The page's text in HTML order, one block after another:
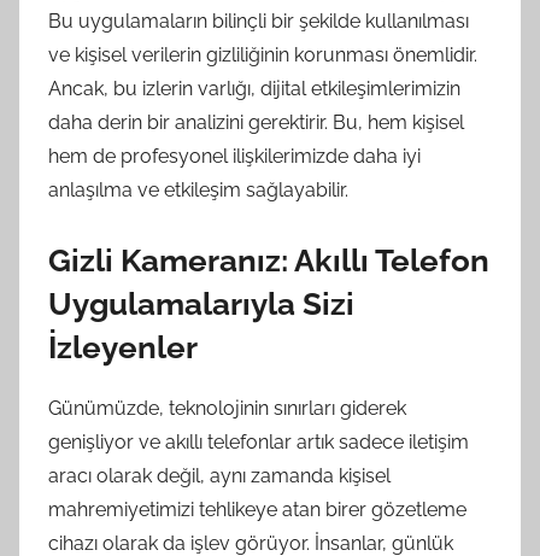
Bu uygulamaların bilinçli bir şekilde kullanılması
ve kişisel verilerin gizliliğinin korunması önemlidir.
Ancak, bu izlerin varlığı, dijital etkileşimlerimizin
daha derin bir analizini gerektirir. Bu, hem kişisel
hem de profesyonel ilişkilerimizde daha iyi
anlaşılma ve etkileşim sağlayabilir.
Gizli Kameranız: Akıllı Telefon
Uygulamalarıyla Sizi
İzleyenler
Günümüzde, teknolojinin sınırları giderek
genişliyor ve akıllı telefonlar artık sadece iletişim
aracı olarak değil, aynı zamanda kişisel
mahremiyetimizi tehlikeye atan birer gözetleme
cihazı olarak da işlev görüyor. İnsanlar, günlük